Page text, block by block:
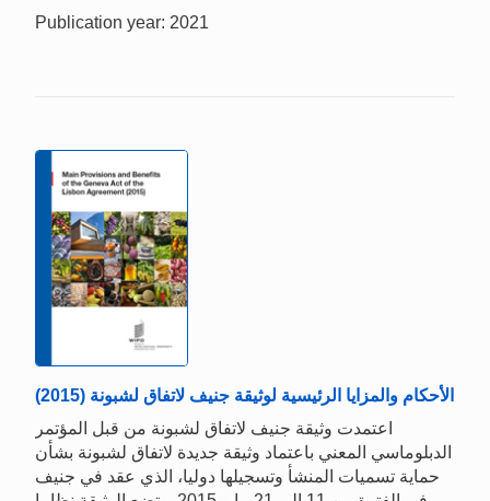
Publication year: 2021
الأحكام والمزايا الرئيسية لوثيقة جنيف لاتفاق لشبونة (2015)
اعتمدت وثيقة جنيف لاتفاق لشبونة من قبل المؤتمر
الدبلوماسي المعني باعتماد وثيقة جديدة لاتفاق لشبونة بشأن
حماية تسميات المنشأ وتسجيلها دوليا، الذي عقد في جنيف